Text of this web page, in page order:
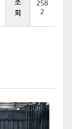
조
회
258
2